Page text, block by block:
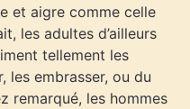
et aigre comme celle
les adultes d’ailleurs
tellement les
les embrasser, ou du
remarqué, les hommes